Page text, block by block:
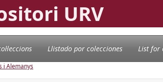
URV
Llistado por colecciones List for
i Alemanys